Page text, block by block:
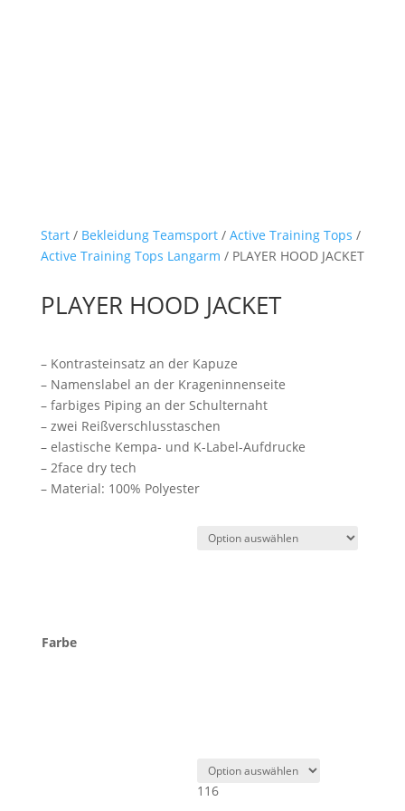
Start/ Bekleidung Teamsport/ Active Training Tops /
Active Training Tops Langarm / PLAYER HOOD JACKET
PLAYER HOOD JACKET
– Kontrasteinsatz an der Kapuze
– Namenslabel an der Krageninnenseite
– farbiges Piping an der Schulternaht
– zwei Reißverschlusstaschen
– elastische Kempa- und K-Label-Aufdrucke
– 2face dry tech
– Material: 100% Polyester
Farbe
116